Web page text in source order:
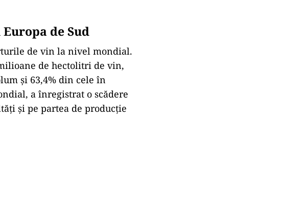
de Sud
de vin la nivel mondial.
de hectolitri de vin,
și 63,4% din cele în
a înregistrat o scădere
și pe partea de producție